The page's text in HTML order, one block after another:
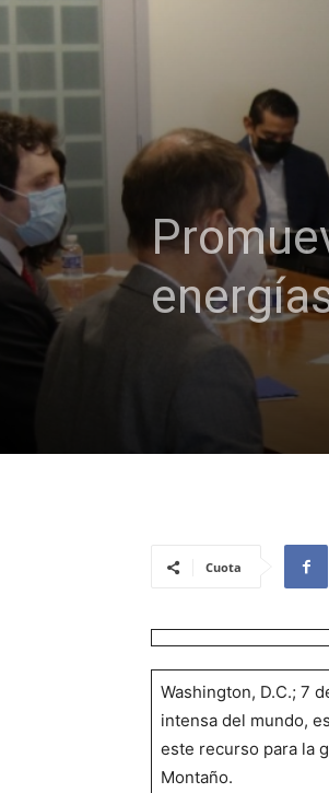
Cuota
Washington, D.C.; 7
intensa del mundo,
este recurso para la
Montaño.